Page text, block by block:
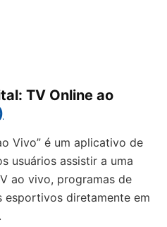
TV Online ao
Vivo” é um aplicativo de
usuários assistir a uma
ao vivo, programas de
esportivos diretamente em